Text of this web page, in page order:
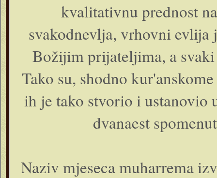
kvalitativnu prednost
svakodnevlja, vrhovni evlija
Božijim prijateljima, a
Tako su, shodno
ih je tako stvorio i ustanovio
dvanaest
Naziv mjeseca muharrema